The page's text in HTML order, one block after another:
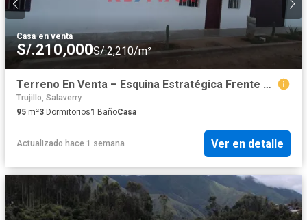
Casa·en venta
S/.210,000S/.2,210/m²
Terreno En Venta – Esquina Estratégica Frente Al Parque Recreacional | Las Delicias De Moche – Trujillo
Trujillo, Salaverry
95 m²3 Dormitorios1 BañoCasa
Actualizado hace 1 semana Ver en detalle